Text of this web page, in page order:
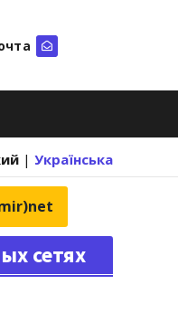
| Українська
сетях